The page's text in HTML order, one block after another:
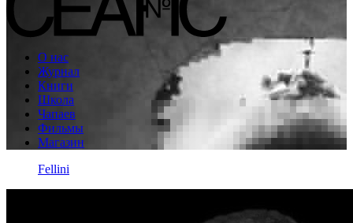
О нас
Журнал
Книги
Школа
Чапаев
Фильмы
Магазин
Fellini